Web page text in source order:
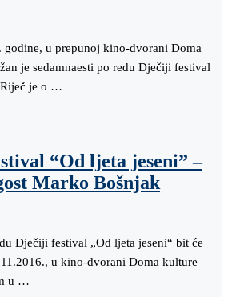
godine, u prepunoj kino-dvorani Doma
je sedamnaesti po redu Dječiji festival
Riječ je o …
“Od ljeta jeseni” –
Marko Bošnjak
Dječiji festival „Od ljeta jeseni“ bit će
u kino-dvorani Doma kulture
u …